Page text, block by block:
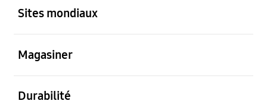
Sites mondiaux
Magasiner
Durabilité